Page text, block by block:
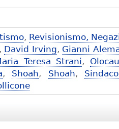
, Revisionismo,
David Irving, Gianni
Teresa Strani,
, Shoah, Shoah,